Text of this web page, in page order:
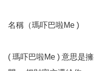
名稱（瑪吓巴啦Me )
( 瑪吓巴啦Me ) 意思是